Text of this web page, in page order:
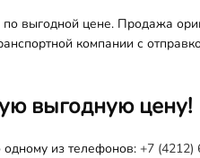
выгодной цене. Продажа
компании с
выгодную цену!
из телефонов: +7